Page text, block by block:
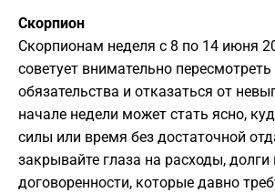
Скорпион
Скорпионам неделя с 8 по 14 июня
советует внимательно
обязательства и отказаться от
начале недели может стать ясно,
силы или время без достаточной
закрывайте глаза на расходы, долги
договоренности, которые давно